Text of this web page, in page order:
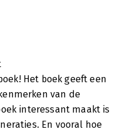
Het boek geeft een
van de
interessant maakt is
En vooral hoe